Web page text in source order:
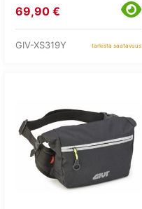
69,90 €
GIV-XS319Y tarkista saatavuus